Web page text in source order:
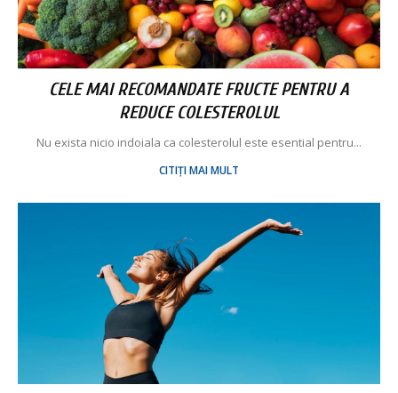
CELE MAI RECOMANDATE FRUCTE PENTRU A
REDUCE COLESTEROLUL
Nu exista nicio indoiala ca colesterolul este esential pentru...
CITIȚI MAI MULT